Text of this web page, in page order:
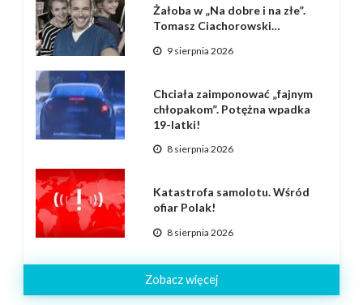
Żałoba w „Na dobre i na złe”.
Tomasz Ciachorowski…
9 sierpnia 2026
Chciała zaimponować „fajnym
chłopakom”. Potężna wpadka
19-latki!
8 sierpnia 2026
Katastrofa samolotu. Wśród
ofiar Polak!
8 sierpnia 2026
Zobacz więcej